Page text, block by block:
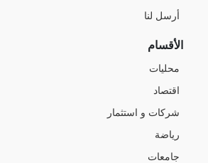
أرسل لنا
الأقسام
محليات
اقتصاد
شركات و استثمار
رياضة
جامعات